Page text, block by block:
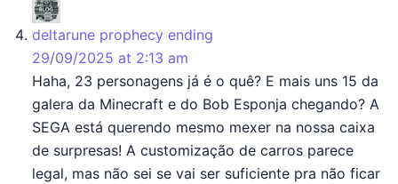
deltarune prophecy ending
29/09/2025 at 2:13 am
Haha, 23 personagens já é o quê? E mais uns 15 da
galera da Minecraft e do Bob Esponja chegando? A
SEGA está querendo mesmo mexer na nossa caixa
de surpresas! A customização de carros parece
legal, mas não sei se vai ser suficiente pra não ficar